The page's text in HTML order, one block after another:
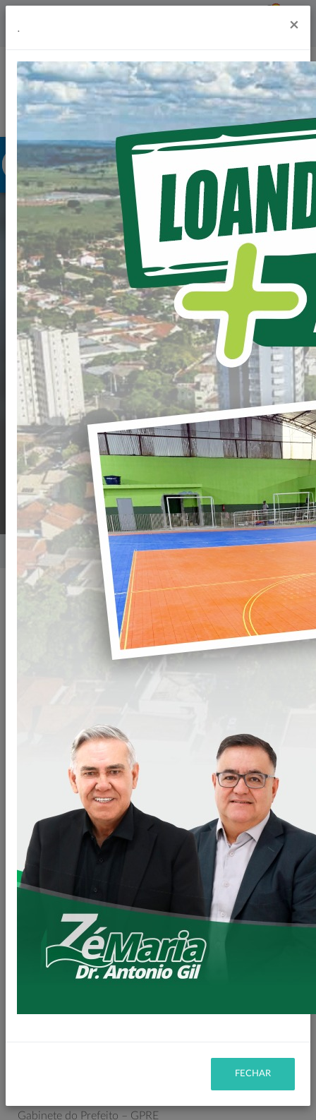
EDITAL DE
CHAMAMENTO
PÚBLICO PARA FINS
DE
CREDENCIAMENTO
Nº. 006/2022-PML
PROCESSO Nº.
089/2022-PML
Notícias
Publicado em: 20/04/2022 08:28
Arquivos
CD-006-22-Prestacao-de-servicos-
Operarios.doc
Clique para
baixar
LEIA MAIS
Gabinete do Prefeito – GPRE
. ×
FECHAR